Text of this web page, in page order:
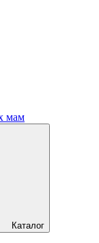
мам
Каталог